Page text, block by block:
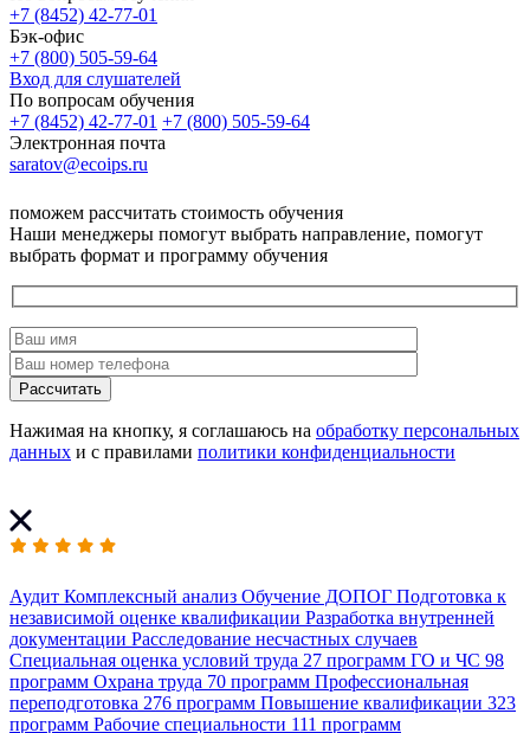
+7 (8452) 42-77-01
Бэк-офис
+7 (800) 505-59-64
Вход для слушателей
По вопросам обучения
+7 (8452) 42-77-01 +7 (800) 505-59-64
Электронная почта
saratov@ecoips.ru
поможем рассчитать стоимость обучения
Наши менеджеры помогут выбрать направление, помогут
выбрать формат и программу обучения
Рассчитать
Нажимая на кнопку, я соглашаюсь на обработку персональных
данных и с правилами политики конфиденциальности
Аудит Комплексный анализ Обучение ДОПОГ Подготовка к
независимой оценке квалификации Разработка внутренней
документации Расследование несчастных случаев
Специальная оценка условий труда 27 программ ГО и ЧС 98
программ Охрана труда 70 программ Профессиональная
переподготовка 276 программ Повышение квалификации 323
программ Рабочие специальности 111 программ